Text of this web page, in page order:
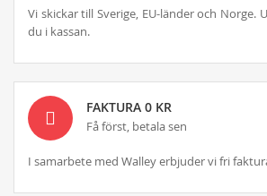
Vi skickar till Sverige, EU-länder och Norge.
du i kassan.
FAKTURA 0 KR
Få först, betala sen
I samarbete med Walley erbjuder vi fri